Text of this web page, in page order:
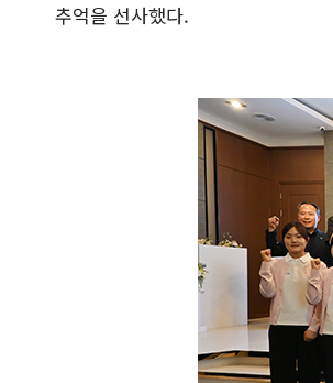
추억을 선사했다.